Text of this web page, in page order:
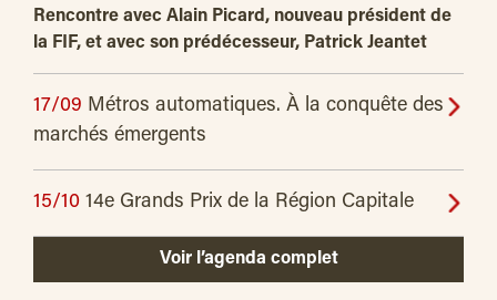
Rencontre avec Alain Picard, nouveau président de
la FIF, et avec son prédécesseur, Patrick Jeantet
17/09 Métros automatiques. À la conquête des
marchés émergents
15/10 14e Grands Prix de la Région Capitale
Voir l’agenda complet